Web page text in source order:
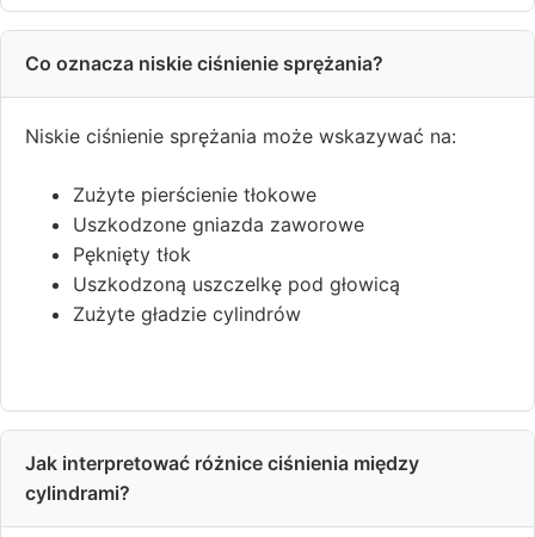
Co oznacza niskie ciśnienie sprężania?
Niskie ciśnienie sprężania może wskazywać na:
Zużyte pierścienie tłokowe
Uszkodzone gniazda zaworowe
Pęknięty tłok
Uszkodzoną uszczelkę pod głowicą
Zużyte gładzie cylindrów
Jak interpretować różnice ciśnienia między
cylindrami?